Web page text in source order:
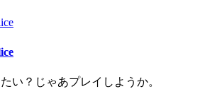
い？じゃあプレイしようか。